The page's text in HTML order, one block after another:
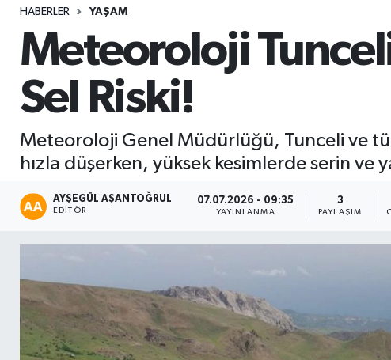
HABERLER YAŞAM
Meteoroloji
Sel Riski!
Meteoroloji Genel Müdürlüğü, Tunceli ve
hızla düşerken, yüksek kesimlerde serin ve
AYŞEGÜL AŞANTOĞRUL
EDITÖR
07.07.2026 - 09:35
YAYINLANMA
3
PAYLAŞIM
Seri İlan
Siyaset
Spor